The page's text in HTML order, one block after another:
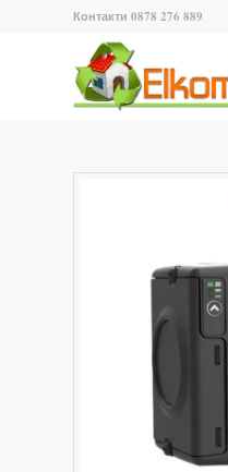
Контакти 0878 276 889